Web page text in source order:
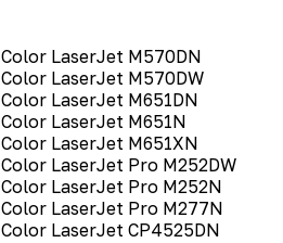
Color LaserJet M570DN
Color LaserJet M570DW
Color LaserJet M651DN
Color LaserJet M651N
Color LaserJet M651XN
Color LaserJet Pro M252DW
Color LaserJet Pro M252N
Color LaserJet Pro M277N
Color LaserJet CP4525DN